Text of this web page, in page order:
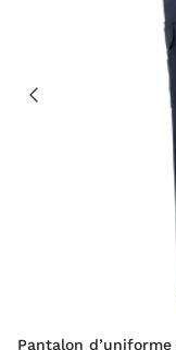
Pantalon